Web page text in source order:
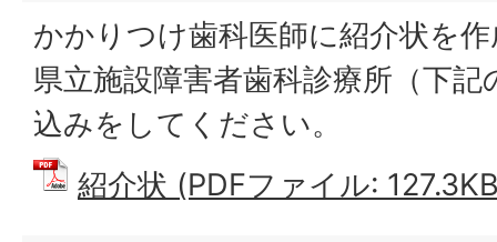
かかりつけ歯科医師に紹介状を
県立施設障害者歯科診療所（下
込みをしてください。
紹介状 (PDFファイル: